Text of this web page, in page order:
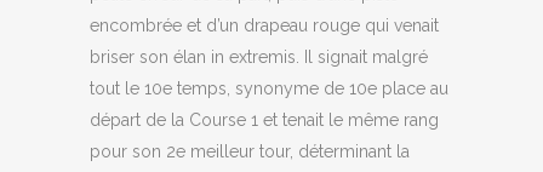
encombrée et d’un drapeau rouge qui venait
briser son élan in extremis. Il signait malgré
tout le 10e temps, synonyme de 10e place au
départ de la Course 1 et tenait le même rang
pour son 2e meilleur tour, déterminant la